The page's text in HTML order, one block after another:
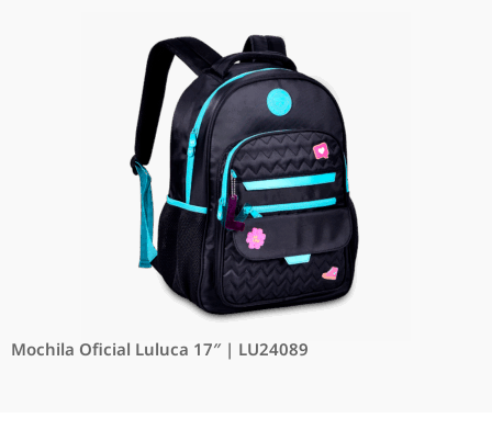
Mochila Oficial Luluca 17″ | LU24089